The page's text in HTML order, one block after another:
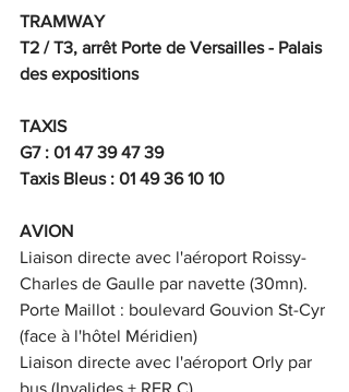
TRAMWAY
T2 / T3, arrêt Porte de Versailles - Palais
des expositions
TAXIS
G7 : 01 47 39 47 39
Taxis Bleus : 01 49 36 10 10
AVION
Liaison directe avec l'aéroport Roissy-
Charles de Gaulle par navette (30mn).
Porte Maillot : boulevard Gouvion St-Cyr
(face à l'hôtel Méridien)
Liaison directe avec l'aéroport Orly par
bus (Invalides + RER C).